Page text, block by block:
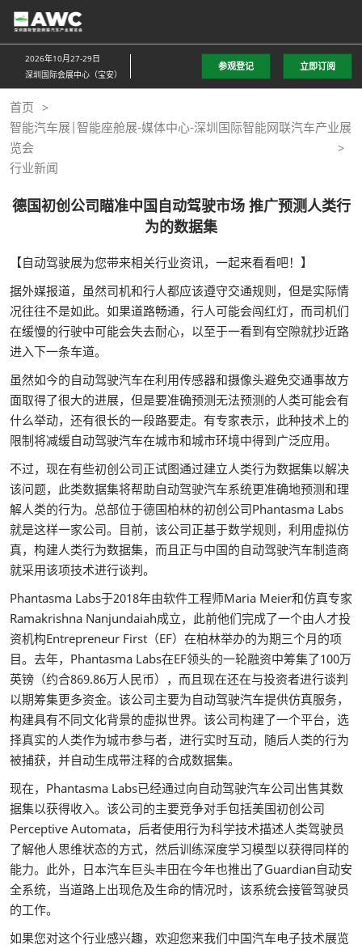
直
接
跳
至
内
容
2026年10月27-29日
深圳国际会展中心（宝安）
参观登记 立即订阅
首页
智能汽车展|智能座舱展-媒体中心-深圳国际智能网联汽车产业展
览会
行业新闻
德国初创公司瞄准中国自动驾驶市场 推广预测人类行
为的数据集
【自动驾驶展为您带来相关行业资讯，一起来看看吧！】
据外媒报道，虽然司机和行人都应该遵守交通规则，但是实际情
况往往不是如此。如果道路畅通，行人可能会闯红灯，而司机们
在缓慢的行驶中可能会失去耐心，以至于一看到有空隙就抄近路
进入下一条车道。
虽然如今的自动驾驶汽车在利用传感器和摄像头避免交通事故方
面取得了很大的进展，但是要准确预测无法预测的人类可能会有
什么举动，还有很长的一段路要走。有专家表示，此种技术上的
限制将减缓自动驾驶汽车在城市和城市环境中得到广泛应用。
不过，现在有些初创公司正试图通过建立人类行为数据集以解决
该问题，此类数据集将帮助自动驾驶汽车系统更准确地预测和理
解人类的行为。总部位于德国柏林的初创公司Phantasma Labs
就是这样一家公司。目前，该公司正基于数学规则，利用虚拟仿
真，构建人类行为数据集，而且正与中国的自动驾驶汽车制造商
就采用该项技术进行谈判。
Phantasma Labs于2018年由软件工程师Maria Meier和仿真专家
Ramakrishna Nanjundaiah成立，此前他们完成了一个由人才投
资机构Entrepreneur First（EF）在柏林举办的为期三个月的项
目。去年，Phantasma Labs在EF领头的一轮融资中筹集了100万
英镑（约合869.86万人民币），而且现在还在与投资者进行谈判
以期筹集更多资金。该公司主要为自动驾驶汽车提供仿真服务，
构建具有不同文化背景的虚拟世界。该公司构建了一个平台，选
择真实的人类作为城市参与者，进行实时互动，随后人类的行为
被捕获，并自动生成带注释的合成数据集。
现在，Phantasma Labs已经通过向自动驾驶汽车公司出售其数
据集以获得收入。该公司的主要竞争对手包括美国初创公司
Perceptive Automata，后者使用行为科学技术描述人类驾驶员
了解他人思维状态的方式，然后训练深度学习模型以获得同样的
能力。此外，日本汽车巨头丰田在今年也推出了Guardian自动安
全系统，当道路上出现危及生命的情况时，该系统会接管驾驶员
的工作。
如果您对这个行业感兴趣，欢迎您来我们中国汽车电子技术展览